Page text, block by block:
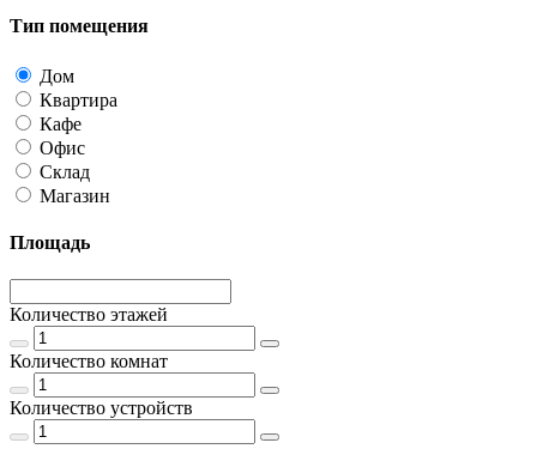
Тип помещения
Дом
Квартира
Кафе
Офис
Склад
Магазин
Площадь
Количество этажей
Количество комнат
Количество устройств